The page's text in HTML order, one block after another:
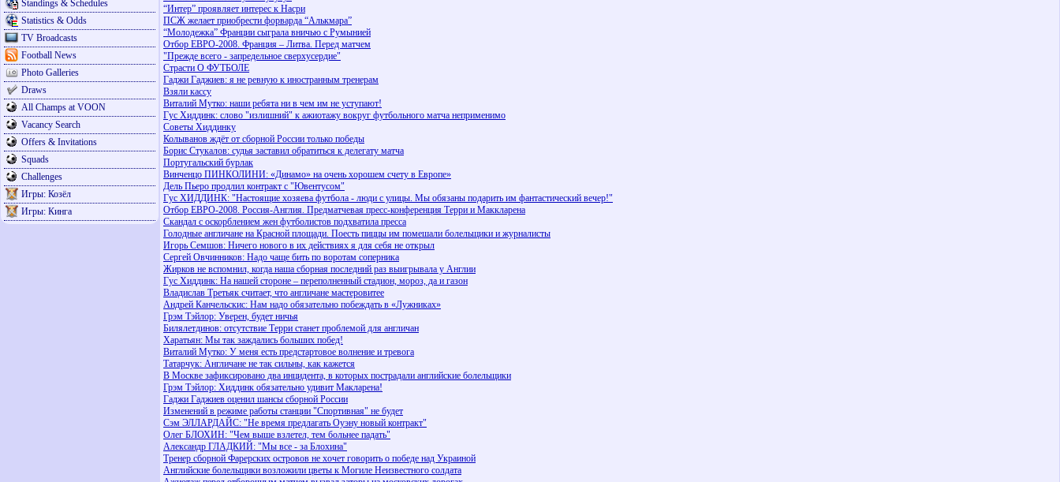
Standings & Schedules
Statistics & Odds
TV Broadcasts
Football News
Photo Galleries
Draws
All Champs at VOON
Vacancy Search
Offers & Invitations
Squads
Challenges
Игры: Козёл
Игры: Кинга
“Интер” проявляет интерес к Насри
ПСЖ желает приобрести форварда “Алькмара”
“Молодежка” Франции сыграла вничью с Румынией
Отбор ЕВРО-2008. Франция – Литва. Перед матчем
"Прежде всего - запредельное сверхусердие"
Страсти О ФУТБОЛЕ
Гаджи Гаджиев: я не ревную к иностранным тренерам
Взяли кассу
Виталий Мутко: наши ребята ни в чем им не уступают!
Гус Хиддинк: слово "излишний" к ажиотажу вокруг футбольного матча неприменимо
Советы Хиддинку
Колыванов ждёт от сборной России только победы
Борис Стукалов: судья заставил обратиться к делегату матча
Португальский бурлак
Винченцо ПИНКОЛИНИ: «Динамо» на очень хорошем счету в Европе»
Дель Пьеро продлил контракт с "Ювентусом"
Гус ХИДДИНК: "Настоящие хозяева футбола - люди с улицы. Мы обязаны подарить им фантастический вечер!"
Отбор ЕВРО-2008. Россия-Англия. Предматчевая пресс-конференция Терри и Маккларена
Скандал с оскорблением жен футболистов подхватила пресса
Голодные англичане на Красной площади. Поесть пиццы им помешали болельщики и журналисты
Игорь Семшов: Ничего нового в их действиях я для себя не открыл
Сергей Овчинников: Надо чаще бить по воротам соперника
Жирков не вспомнил, когда наша сборная последний раз выигрывала у Англии
Гус Хиддинк: На нашей стороне – переполненный стадион, мороз, да и газон
Владислав Третьяк считает, что англичане мастеровитее
Андрей Канчельскис: Нам надо обязательно побеждать в «Лужниках»
Грэм Тэйлор: Уверен, будет ничья
Билялетдинов: отсутствие Терри станет проблемой для англичан
Харатьян: Мы так заждались больших побед!
Виталий Мутко: У меня есть предстартовое волнение и тревога
Татарчук: Англичане не так сильны, как кажется
В Москве зафиксировано два инцидента, в которых пострадали английские болельщики
Грэм Тэйлор: Хиддинк обязательно удивит Макларена!
Гаджи Гаджиев оценил шансы сборной России
Изменений в режиме работы станции "Спортивная" не будет
Сэм ЭЛЛАРДАЙС: "Не время предлагать Оуэну новый контракт"
Олег БЛОХИН: "Чем выше взлетел, тем больнее падать"
Александр ГЛАДКИЙ: "Мы все - за Блохина"
Тренер сборной Фарерских островов не хочет говорить о победе над Украиной
Английские болельщики возложили цветы к Могиле Неизвестного солдата